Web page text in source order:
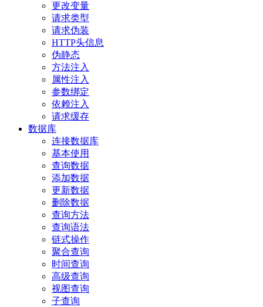
更改变量
请求类型
请求伪装
HTTP头信息
伪静态
方法注入
属性注入
参数绑定
依赖注入
请求缓存
数据库
连接数据库
基本使用
查询数据
添加数据
更新数据
删除数据
查询方法
查询语法
链式操作
聚合查询
时间查询
高级查询
视图查询
子查询